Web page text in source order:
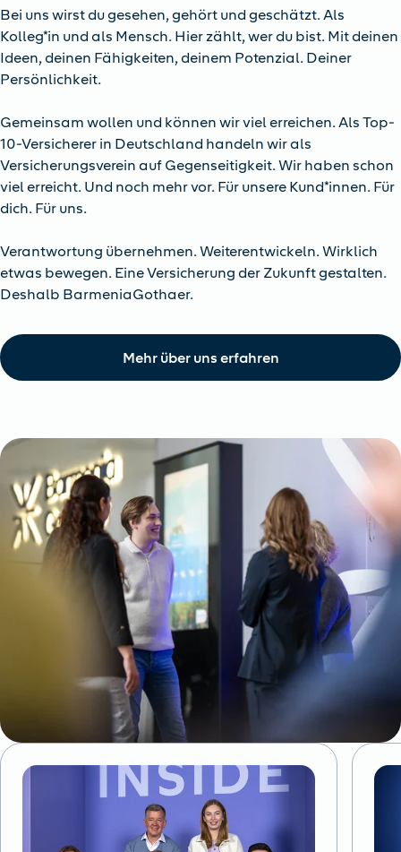
Bei uns wirst du gesehen, gehört und geschätzt. Als
Kolleg*in und als Mensch. Hier zählt, wer du bist. Mit deinen
Ideen, deinen Fähigkeiten, deinem Potenzial. Deiner
Persönlichkeit.
Gemeinsam wollen und können wir viel erreichen. Als Top-
10-Versicherer in Deutschland handeln wir als
Versicherungsverein auf Gegenseitigkeit. Wir haben schon
viel erreicht. Und noch mehr vor. Für unsere Kund*innen. Für
dich. Für uns.
Verantwortung übernehmen. Weiterentwickeln. Wirklich
etwas bewegen. Eine Versicherung der Zukunft gestalten.
Deshalb BarmeniaGothaer.
Mehr über uns erfahren